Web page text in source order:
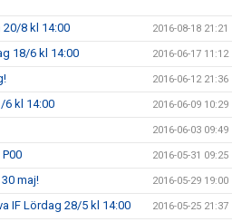
8 kl 14:00 2016-08-18 21:21
18/6 kl 14:00 2016-06-17 11:12
2016-06-12 21:36
6 kl 14:00 2016-06-09 10:29
2016-06-03 09:49
2016-05-31 09:25
maj! 2016-05-29 19:00
IF Lördag 28/5 kl 14:00 2016-05-25 21:37